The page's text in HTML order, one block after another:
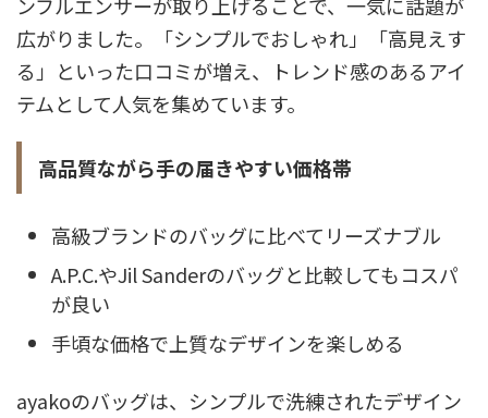
ンフルエンサーが取り上げることで、一気に話題が
広がりました。「シンプルでおしゃれ」「高見えす
る」といった口コミが増え、トレンド感のあるアイ
テムとして人気を集めています。
高品質ながら手の届きやすい価格帯
高級ブランドのバッグに比べてリーズナブル
A.P.C.やJil Sanderのバッグと比較してもコスパ
が良い
手頃な価格で上質なデザインを楽しめる
ayakoのバッグは、シンプルで洗練されたデザイン